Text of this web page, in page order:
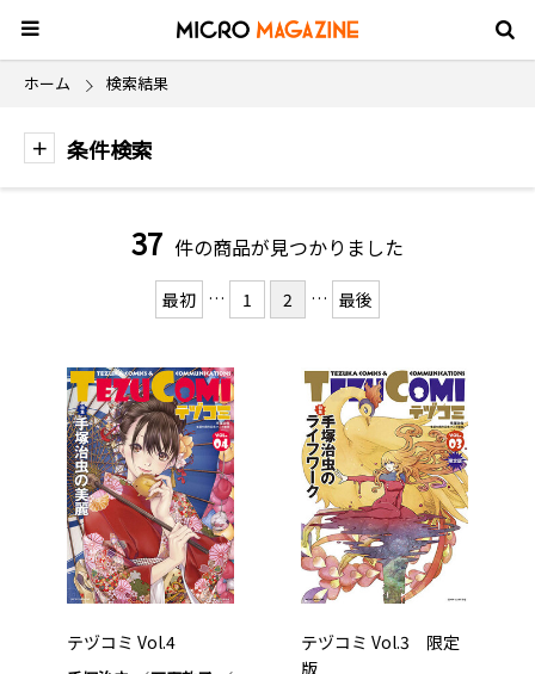
ホーム 検索結果
条件検索
37 件の商品が見つかりました
最初 … 1 2 … 最後
テヅコミ Vol.4
テヅコミ Vol.3 限定
版